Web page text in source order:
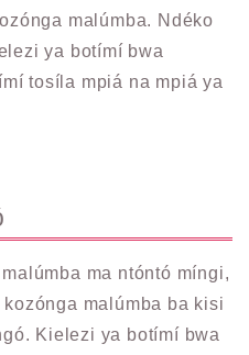
malúmba. Ndéko
ya botímí bwa
tosíla mpiá na mpiá ya
ma ntóntó míngi,
malúmba ba kisi
Kielezi ya botímí bwa